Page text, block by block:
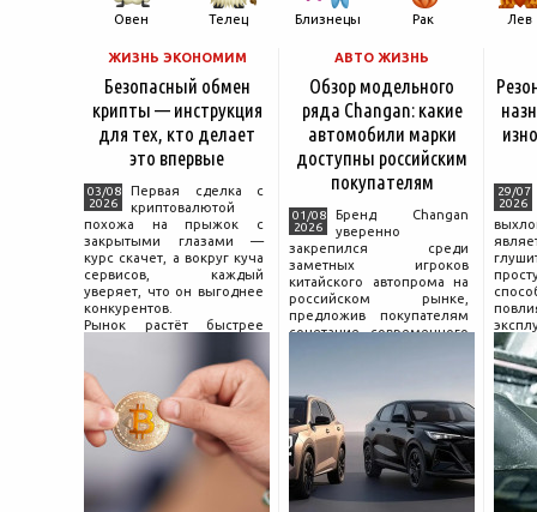
Овен Телец Близнецы Рак Лев
ЖИЗНЬ ЭКОНОМИМ
Безопасный обмен
крипты — инструкция
для тех, кто делает
это впервые
03/08
2026
Первая сделка с
криптовалютой
похожа на прыжок с
закрытыми глазами —
курс скачет, а вокруг куча
сервисов, каждый
уверяет, что он выгоднее
конкурентов.
Рынок растёт быстрее
поведения на нём.
Петербургские
криптообменники,
московские
АВТО ЖИЗНЬ
Обзор модельного
ряда Changan: какие
автомобили марки
доступны российским
покупателям
01/08
2026
Бренд Changan
уверенно
закрепился среди
заметных игроков
китайского автопрома на
российском рынке,
предложив покупателям
сочетание современного
насчитывает несколько
десятилетий
29/07
2026
и